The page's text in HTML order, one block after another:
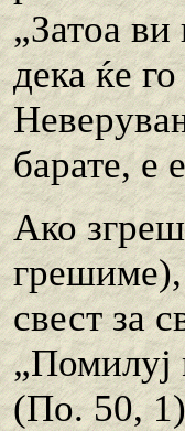
„Затоа
дека ќе
барате, е
Ако
грешиме),
свест за
„Помилуј
(По. 50, 1)